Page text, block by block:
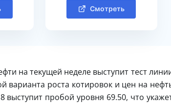
Смотреть
на текущей неделе выступит тест
варианта роста котировок и цен на
выступит пробой уровня 69.50, что